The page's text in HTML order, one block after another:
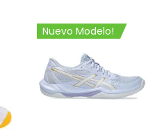
Nuevo Modelo!
Este
producto
tiene
múltiples
variantes.